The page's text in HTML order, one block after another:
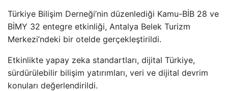
Türkiye Bilişim Derneği’nin düzenlediği Kamu-BİB 28 ve
BİMY 32 entegre etkinliği, Antalya Belek Turizm
Merkezi’ndeki bir otelde gerçekleştirildi.
Etkinlikte yapay zeka standartları, dijital Türkiye,
sürdürülebilir bilişim yatırımları, veri ve dijital devrim
konuları değerlendirildi.